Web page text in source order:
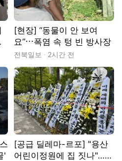
[현장] “동물이 안 보여
요”⋯폭염 속 텅 빈 방사장
전북일보 2시간 전
'
[공급 딜레마-르포] "용산
어린이정원에 집 짓나"…정